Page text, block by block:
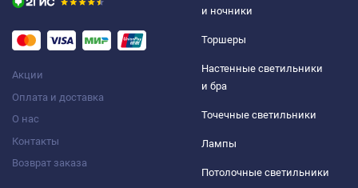
Акции
Оплата и доставка
О нас
Контакты
Возврат заказа
и ночники
Торшеры
Настенные светильники
и бра
Точечные светильники
Лампы
Потолочные светильники